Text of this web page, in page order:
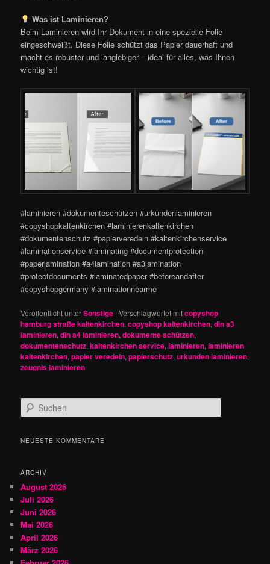
Was ist Laminieren?
Beim Laminieren wird Ihr Dokument in eine spezielle Folie
eingeschweißt. Diese Folie schützt das Papier dauerhaft und
macht es robuster und langlebiger – ideal für alles, was Ihnen
wichtig ist!
#laminieren #dokumenteschützen #urkundenlaminieren
#copyshopkaltenkirchen #laminierenkaltenkirchen
#dokumentenschutz #papierveredeln #kaltenkirchenservice
#laminationservice #laminating #documentprotection
#paperlamination #a4lamination #a3lamination
#protectdocuments #laminatedpaper #beforeandafter
#copyshopgermany #laminationnearme
Veröffentlicht unterSonstige |Verschlagwortet mitcopyshop
hamburg straße kaltenkirchen,copyshop kaltenkirchen,din a3
laminieren,din a4 laminieren,dokumente schützen,
dokumentenschutz,kaltenkirchen service,laminieren,laminieren
kaltenkirchen,papier veredeln,papierschutz,urkunden laminieren,
zeugnis laminieren
u
h
NEUESTE KOMMENTARE
ARCHIV
August 2026
Juli 2026
Juni 2026
Mai 2026
April 2026
März 2026